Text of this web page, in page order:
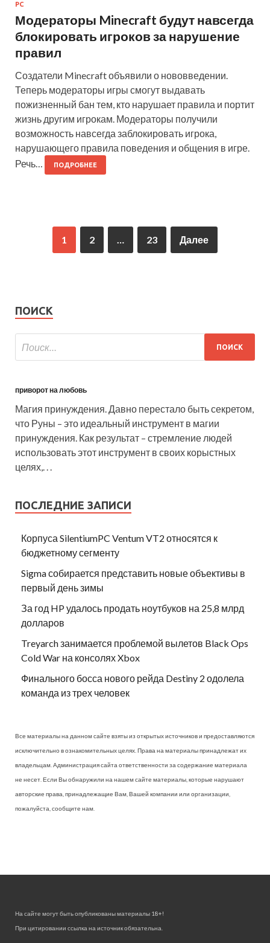
PC
Модераторы Minecraft будут навсегда
блокировать игроков за нарушение
правил
Создатели Minecraft объявили о нововведении.
Теперь модераторы игры смогут выдавать
пожизненный бан тем, кто нарушает правила и портит
жизнь другим игрокам. Модераторы получили
возможность навсегда заблокировать игрока,
нарушающего правила поведения и общения в игре.
Речь…
ПОДРОБНЕЕ
1 2 … 23 Далее
ПОИСК
приворот на любовь
Магия принуждения. Давно перестало быть секретом,
что Руны – это идеальный инструмент в магии
принуждения. Как результат – стремление людей
использовать этот инструмент в своих корыстных
целях,. . .
ПОСЛЕДНИЕ ЗАПИСИ
Корпуса SilentiumPC Ventum VT2 относятся к
бюджетному сегменту
Sigma собирается представить новые объективы в
первый день зимы
За год HP удалось продать ноутбуков на 25,8 млрд
долларов
Treyarch занимается проблемой вылетов Black Ops
Cold War на консолях Xbox
Финального босса нового рейда Destiny 2 одолела
команда из трех человек
Все материалы на данном сайте взяты из открытых источников и предоставляются
исключительно в ознакомительных целях. Права на материалы принадлежат их
владельцам. Администрация сайта ответственности за содержание материала
не несет. Если Вы обнаружили на нашем сайте материалы, которые нарушают
авторские права, принадлежащие Вам, Вашей компании или организации,
пожалуйста, сообщите нам.
На сайте могут быть опубликованы материалы 18+!
При цитировании ссылка на источник обязательна.